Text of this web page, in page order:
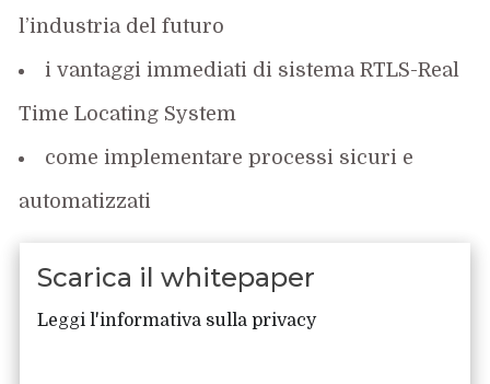
l’industria del futuro
i vantaggi immediati di sistema RTLS-Real
Time Locating System
come implementare processi sicuri e
automatizzati
Scarica il whitepaper
Leggi l'informativa sulla privacy